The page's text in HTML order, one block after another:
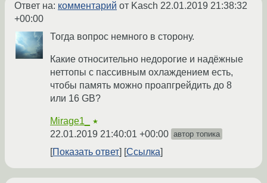
Ответ на: комментарий от Kasch 22.01.2019 21:38:32
+00:00
Тогда вопрос немного в сторону.
Какие относительно недорогие и надёжные
неттопы с пассивным охлаждением есть,
чтобы память можно проапгрейдить до 8
или 16 GB?
Mirage1_ ★
22.01.2019 21:40:01 +00:00 автор топика
Показать ответ Ссылка